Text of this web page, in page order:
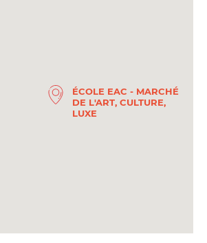
ÉCOLE EAC - MARCHÉ
DE L'ART, CULTURE,
LUXE